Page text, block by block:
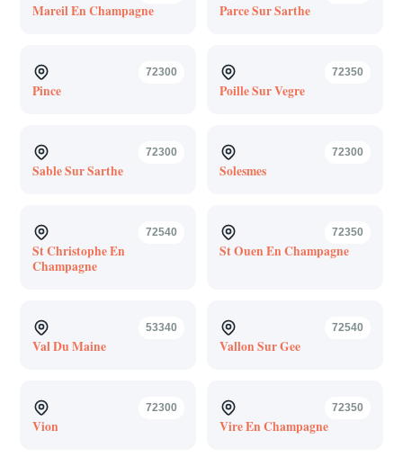
Mareil En Champagne Parce Sur Sarthe
72300
Pince
72350
Poille Sur Vegre
72300
Sable Sur Sarthe
72300
Solesmes
72540
St Christophe En
Champagne
72350
St Ouen En Champagne
53340
Val Du Maine
72540
Vallon Sur Gee
72300
Vion
72350
Vire En Champagne